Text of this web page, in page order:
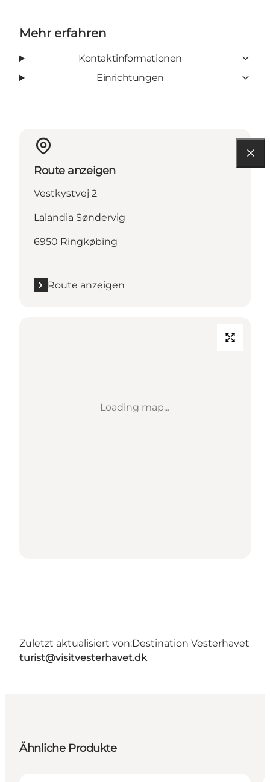
Mehr erfahren
Kontaktinformationen
Einrichtungen
Route anzeigen
Vestkystvej 2
Lalandia Søndervig
6950 Ringkøbing
Route anzeigen
Loading map...
Zuletzt aktualisiert von:Destination Vesterhavet
turist@visitvesterhavet.dk
Ähnliche Produkte